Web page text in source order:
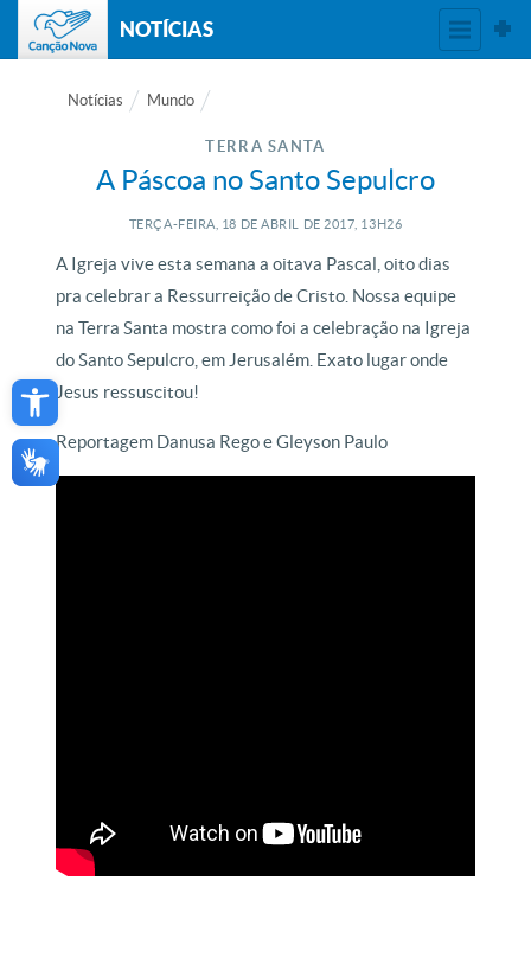
Open toolbar
NOTÍCIAS
Notícias Mundo
TERRA SANTA
A Páscoa no Santo Sepulcro
TERÇA-FEIRA, 18 DE ABRIL DE 2017, 13H26
A Igreja vive esta semana a oitava Pascal, oito dias
pra celebrar a Ressurreição de Cristo. Nossa equipe
na Terra Santa mostra como foi a celebração na Igreja
do Santo Sepulcro, em Jerusalém. Exato lugar onde
Jesus ressuscitou!
Reportagem Danusa Rego e Gleyson Paulo